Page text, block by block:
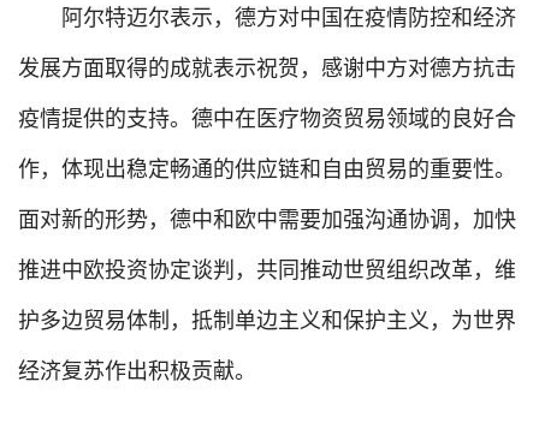
阿尔特迈尔表示，德方对中国在疫情防控和经济
发展方面取得的成就表示祝贺，感谢中方对德方抗击
疫情提供的支持。德中在医疗物资贸易领域的良好合
作，体现出稳定畅通的供应链和自由贸易的重要性。
面对新的形势，德中和欧中需要加强沟通协调，加快
推进中欧投资协定谈判，共同推动世贸组织改革，维
护多边贸易体制，抵制单边主义和保护主义，为世界
经济复苏作出积极贡献。